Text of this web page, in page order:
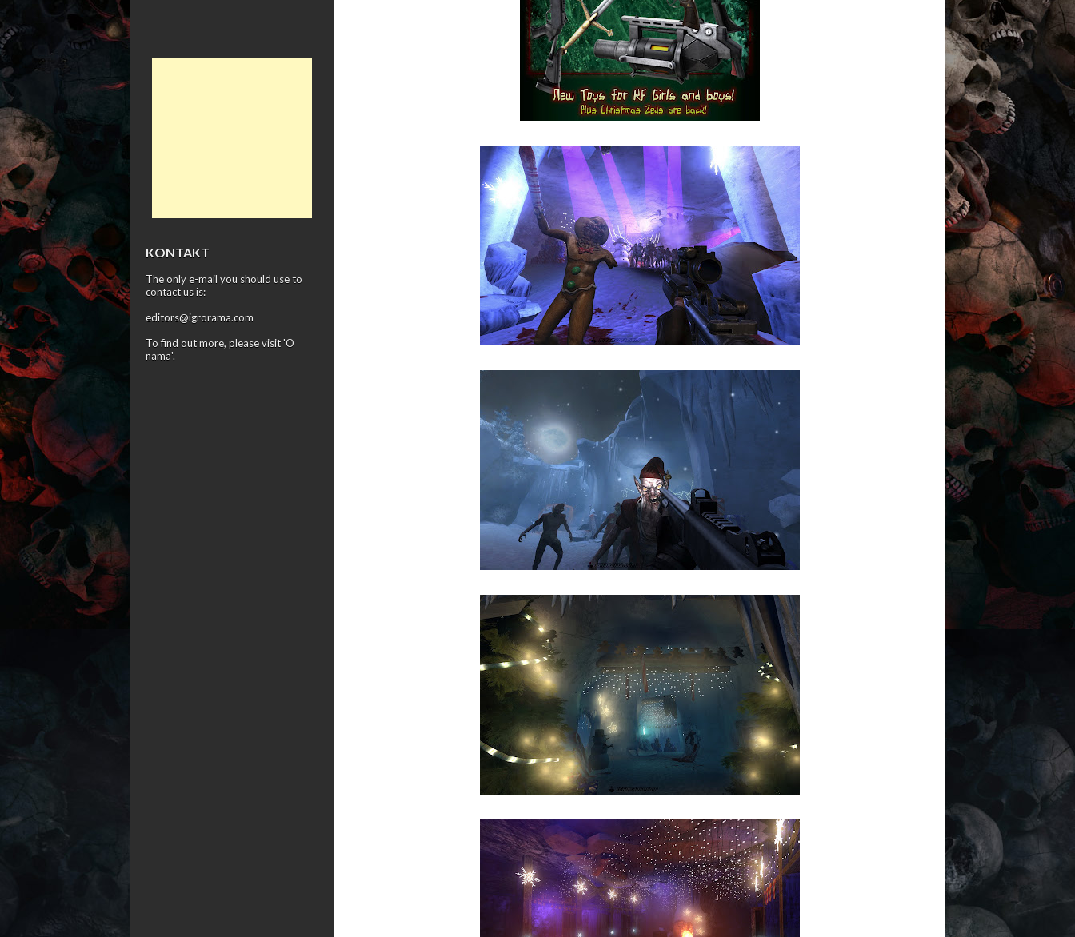
KONTAKT
The only e-mail you should use to
contact us is:
editors@igrorama.com
To find out more, please visit 'O
nama'.